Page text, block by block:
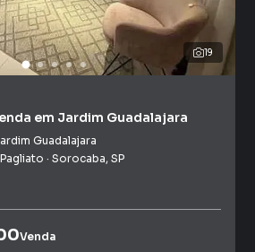
19
em Jardim Guadalajara
Guadalajara
· Sorocaba, SP
Venda